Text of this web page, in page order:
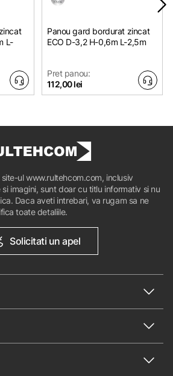
L-
Panou gard bordurat zincat
ЕСО D-3,2 H-0,6m L-2,5m
Pret panou:
112,00 lei
ul www.rultehcom.com, inclusiv
imagini, sunt doar cu titlu informativ si nu
Daca aveti intrebari, va rugam sa ne
toate detaliile.
Solicitati un apel